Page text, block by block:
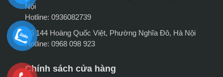
Nội
Hotline: 0936082739
Số 144 Hoàng Quốc Việt, Phường Nghĩa Đô, Hà Nội
Hotline: 0968 098 923
Chính sách cửa hàng